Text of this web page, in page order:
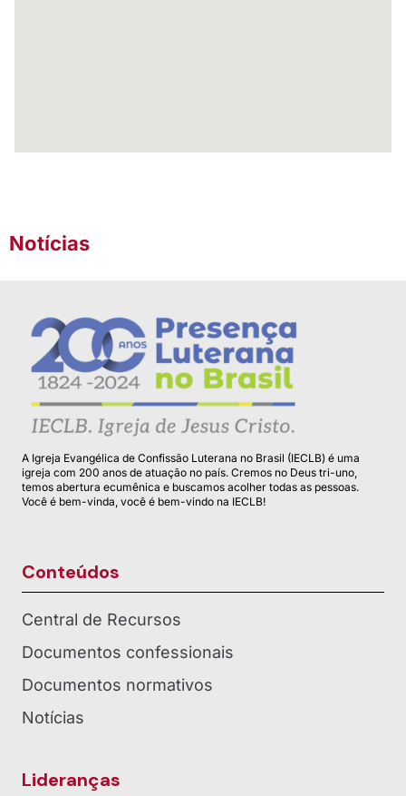
Notícias
A Igreja Evangélica de Confissão Luterana no Brasil (IECLB) é uma
igreja com 200 anos de atuação no país. Cremos no Deus tri-uno,
temos abertura ecumênica e buscamos acolher todas as pessoas.
Você é bem-vinda, você é bem-vindo na IECLB!
Conteúdos
Central de Recursos
Documentos confessionais
Documentos normativos
Notícias
Lideranças